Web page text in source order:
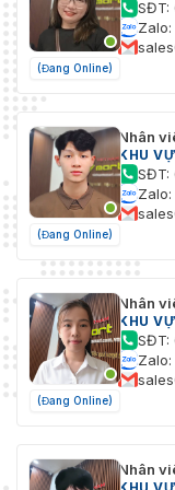
Sự kiện
cơ bản
Chung
Nguồn
Chất liệu
Kích
thước
thước
đóng gói
(Đang Online)
SĐT:
(Đang Online)
Nhân
KHU
SĐT:
(Đang Online)
Nhân
KHU
SĐT:
Nhân